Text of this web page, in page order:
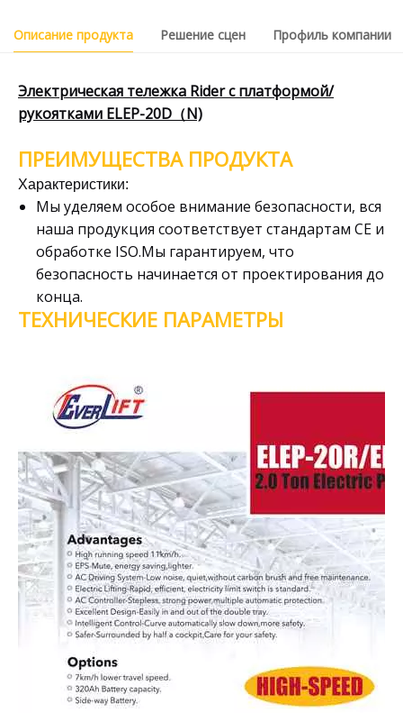
Описание продукта Решение сцен Профиль компании
Электрическая тележка Rider с платформой/
рукоятками ELEP-20D（N)
ПРЕИМУЩЕСТВА ПРОДУКТА
Характеристики:
Мы уделяем особое внимание безопасности, вся
наша продукция соответствует стандартам CE и
обработке ISO.Мы гарантируем, что
безопасность начинается от проектирования до
конца.
ТЕХНИЧЕСКИЕ ПАРАМЕТРЫ